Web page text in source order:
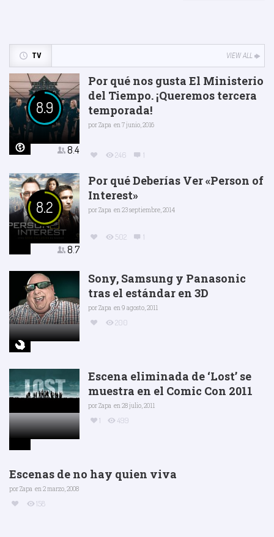
TV VIEW ALL
8.9
8.4
Por qué nos gusta El Ministerio
del Tiempo. ¡Queremos tercera
temporada!
porZapa en 7 junio, 2016
246 1
8.2
8.7
Por qué Deberías Ver «Person of
Interest»
porZapa en 23 septiembre, 2014
502 1
Sony, Samsung y Panasonic
tras el estándar en 3D
porZapa en 9 agosto, 2011
200
Escena eliminada de ‘Lost’ se
muestra en el Comic Con 2011
porZapa en 28 julio, 2011
1 499
Escenas de no hay quien viva
porZapa en 2 marzo, 2008
158